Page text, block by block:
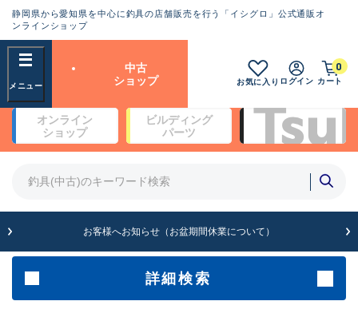
静岡県から愛知県を中心に釣具の店舗販売を行う「イシグロ」公式通販オ
ンラインショップ
中古
ショップ
お気に入り ログイン カート
0
オンライン
ショップ
ビルディング
パーツ
お客様へお知らせ（お盆期間休業について）
詳細検索
フリーワード
商品カテゴリ
竿・ルアーロッド(64459)
その他・雑品(1068)
ランクとは？
良
SA
新古品（メーカー問屋から仕
入れた未使用品）
※店頭展示時の置き傷が付いている
ものも含む
傷が極めて少ない極上品